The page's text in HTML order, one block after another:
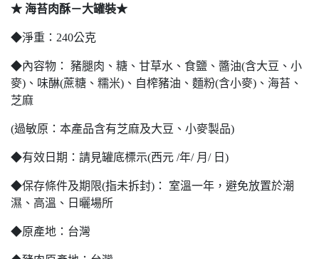
★ 海苔肉酥－大罐裝★
◆淨重：240公克
◆內容物： 豬腿肉、糖、甘草水、食鹽、醬油(含大豆、小
麥)、味醂(蔗糖、糯米)、自榨豬油、麵粉(含小麥)、海苔、
芝麻
(過敏原：本產品含有芝麻及大豆、小麥製品)
◆有效日期：請見罐底標示(西元 /年/ 月/ 日)
◆保存條件及期限(指未拆封)： 室溫一年，避免放置於潮
濕、高溫、日曬場所
◆原產地：台灣